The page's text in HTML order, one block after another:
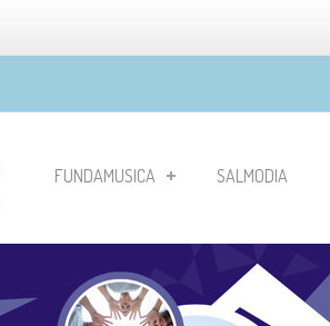
FUNDAMUSICA SALMODIA